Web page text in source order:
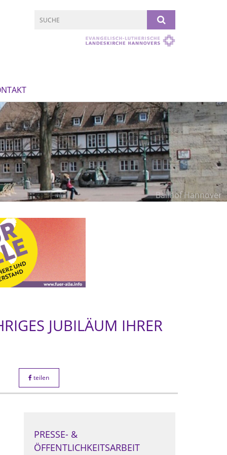
Ballhof Hannover
JUBILÄUM IHRER
teilen
PRESSE- &
ÖFFENTLICHKEITSARBEIT